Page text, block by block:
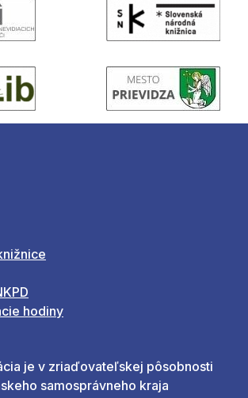
hodiny
je v zriaďovateľskej pôsobnosti
samosprávneho kraja